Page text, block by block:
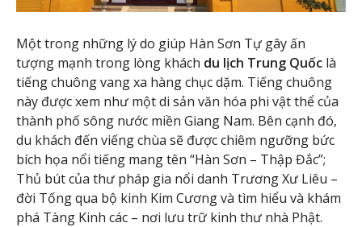
Một trong những lý do giúp Hàn Sơn Tự gây ấn
tượng mạnh trong lòng khách du lịch Trung Quốc là
tiếng chuông vang xa hàng chục dặm. Tiếng chuông
này được xem như một di sản văn hóa phi vật thể của
thành phố sông nước miền Giang Nam. Bên cạnh đó,
du khách đến viếng chùa sẽ được chiêm ngưỡng bức
bích họa nổi tiếng mang tên “Hàn Sơn – Thập Đắc”;
Thủ bút của thư pháp gia nổi danh Trương Xư Liêu –
đời Tống qua bộ kinh Kim Cương và tìm hiểu và khám
phá Tàng Kinh các – nơi lưu trữ kinh thư nhà Phật.